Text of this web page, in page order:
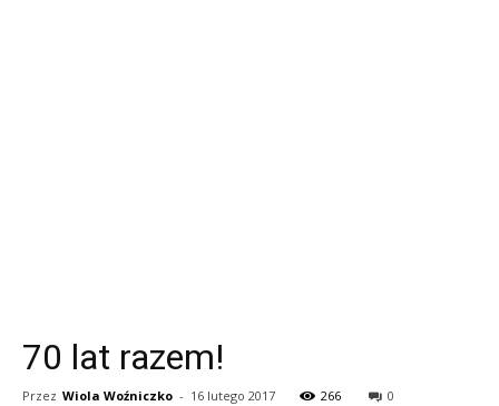
70 lat razem!
Przez Wiola Woźniczko - 16 lutego 2017 266 0